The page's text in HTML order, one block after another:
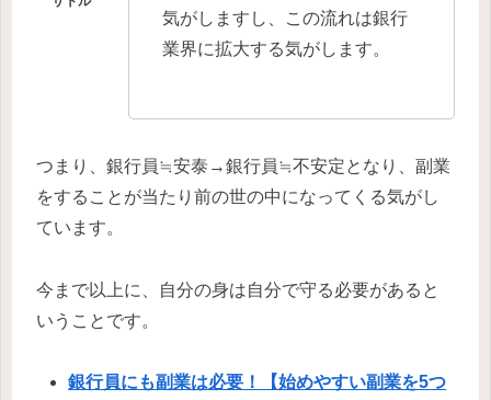
気がしますし、この流れは銀行
業界に拡大する気がします。
つまり、銀行員≒安泰→銀行員≒不安定となり、副業
をすることが当たり前の世の中になってくる気がし
ています。
今まで以上に、自分の身は自分で守る必要があると
いうことです。
銀行員にも副業は必要！【始めやすい副業を5つ